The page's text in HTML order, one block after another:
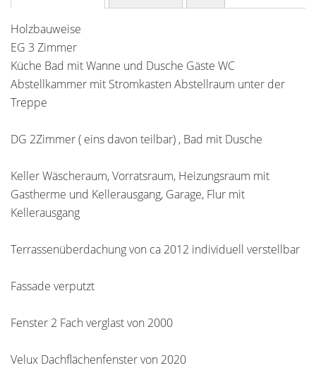
Holzbauweise
EG 3 Zimmer
Küche Bad mit Wanne und Dusche Gäste WC
Abstellkammer mit Stromkasten Abstellraum unter der
Treppe
DG 2Zimmer ( eins davon teilbar) , Bad mit Dusche
Keller Wäscheraum, Vorratsraum, Heizungsraum mit
Gastherme und Kellerausgang, Garage, Flur mit
Kellerausgang
Terrassenüberdachung von ca 2012 individuell verstellbar
Fassade verputzt
Fenster 2 Fach verglast von 2000
Velux Dachflächenfenster von 2020